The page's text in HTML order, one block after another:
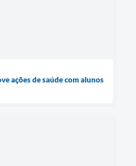
ações de saúde com alunos